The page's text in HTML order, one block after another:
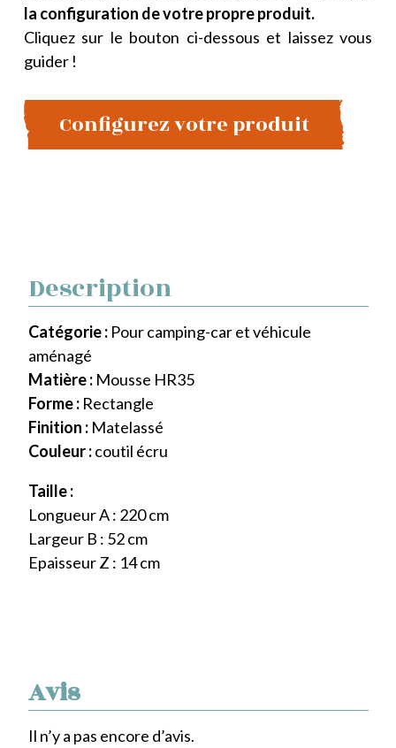
la configuration de votre propre produit.
Cliquez sur le bouton ci-dessous et laissez vous
guider !
Configurez votre produit
Avis
Il n’y a pas encore d’avis.
Description
Catégorie : Pour camping-car et véhicule
aménagé
Matière : Mousse HR35
Forme : Rectangle
Finition : Matelassé
Couleur :coutil écru
Taille :
Longueur A : 220 cm
Largeur B : 52 cm
Epaisseur Z : 14 cm